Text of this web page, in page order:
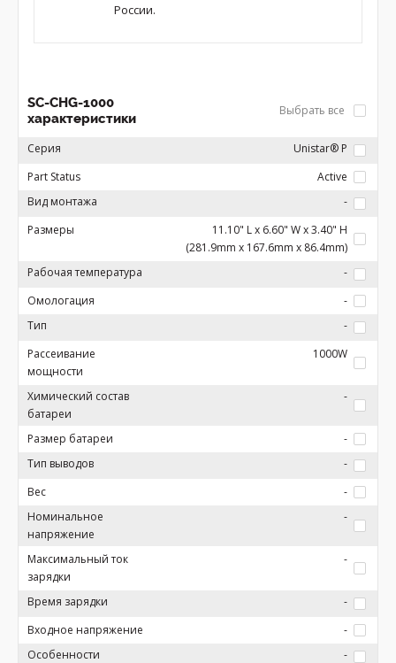
России.
SC-CHG-1000
характеристики
Выбрать все
Серия
Unistar® P
Part Status
Active
Вид монтажа
-
Размеры
11.10" L x 6.60" W x 3.40" H
(281.9mm x 167.6mm x 86.4mm)
Рабочая температура
-
Омологация
-
Тип
-
Рассеивание
мощности
1000W
Химический состав
батареи
-
Размер батареи
-
Тип выводов
-
Вес
-
Номинальное
напряжение
-
Максимальный ток
зарядки
-
Время зарядки
-
Входное напряжение
-
Особенности
-